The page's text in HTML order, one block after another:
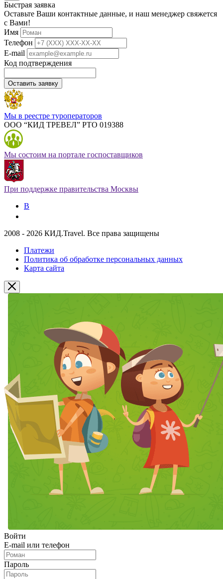
Быстрая заявка
Оставьте Ваши контактные данные, и наш менеджер свяжется
с Вами!
Имя
Телефон
E-mail
Код подтверждения
Оставить заявку
Мы в реестре туроператоров
ООО “КИД ТРЕВЕЛ” РТО 019388
Мы состоим на портале госпоставщиков
При поддержке правительства Москвы
В
2008 - 2026 КИД.Travel. Все права защищены
Платежи
Политика об обработке персональных данных
Карта сайта
Войти
E-mail или телефон
Пароль